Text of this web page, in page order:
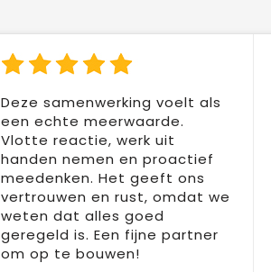
Deze samenwerking voelt als
een echte meerwaarde.
Vlotte reactie, werk uit
handen nemen en proactief
meedenken. Het geeft ons
vertrouwen en rust, omdat we
weten dat alles goed
geregeld is. Een fijne partner
om op te bouwen!